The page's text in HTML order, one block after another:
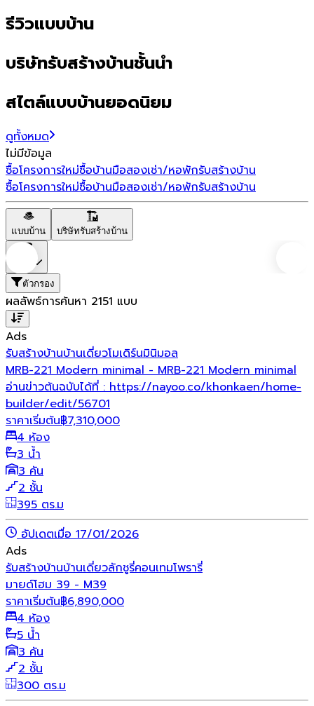
รีวิวแบบบ้าน
บริษัทรับสร้างบ้านชั้นนำ
สไตล์แบบบ้านยอดนิยม
ดูทั้งหมด
ไม่มีข้อมูล
ซื้อโครงการใหม่ซื้อบ้านมือสองเช่า/หอพักรับสร้างบ้าน
ซื้อโครงการใหม่ซื้อบ้านมือสองเช่า/หอพักรับสร้างบ้าน
แบบบ้าน บริษัทรับสร้างบ้าน
ตัวกรอง
ผลลัพธ์การค้นหา 2151 แบบ
Ads
รับสร้างบ้านบ้านเดี่ยวโมเดิร์นมินิมอล
MRB-221 Modern minimal - MRB-221 Modern minimal
อ่านข่าวต้นฉบับได้ที่ : https://nayoo.co/khonkaen/home-
builder/edit/56701
ราคาเริ่มต้น฿7,310,000
4 ห้อง
3 น้ำ
3 คัน
2 ชั้น
395 ตร.ม
อัปเดตเมื่อ 17/01/2026
Ads
รับสร้างบ้านบ้านเดี่ยวลักชูรี่คอนเทมโพรารี่
มายด์โฮม 39 - M39
ราคาเริ่มต้น฿6,890,000
4 ห้อง
5 น้ำ
3 คัน
2 ชั้น
300 ตร.ม